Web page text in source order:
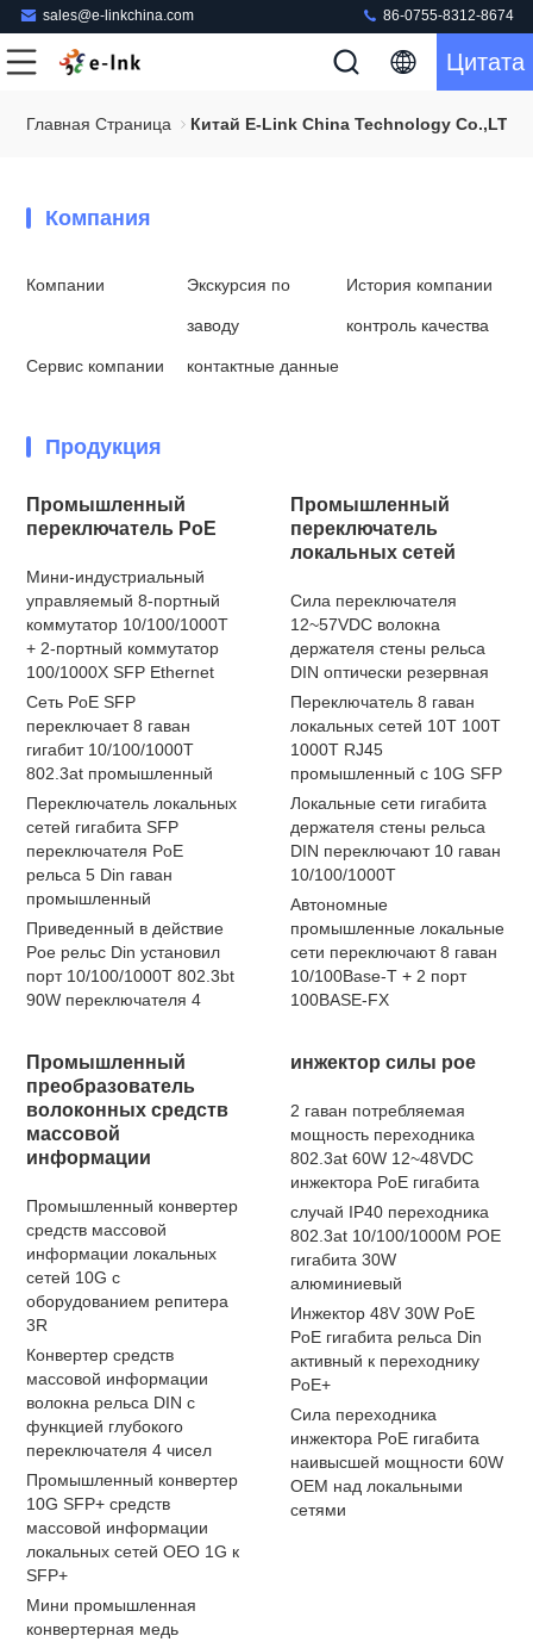
sales@e-linkchina.com 86-0755-8312-8674
Цитата
Главная Страница Китай E-Link China Technology Co.,LTD
Компания
Компании Экскурсия по
заводу
История компании
контроль качества
Сервис компании контактные данные
Продукция
Промышленный
переключатель PoE
Мини-индустриальный
управляемый 8-портный
коммутатор 10/100/1000T
+ 2-портный коммутатор
100/1000X SFP Ethernet
Сеть PoE SFP
переключает 8 гаван
гигабит 10/100/1000T
802.3at промышленный
Переключатель локальных
сетей гигабита SFP
переключателя PoE
рельса 5 Din гаван
промышленный
Приведенный в действие
Poe рельс Din установил
порт 10/100/1000T 802.3bt
90W переключателя 4
Промышленный
переключатель
локальных сетей
Сила переключателя
12~57VDC волокна
держателя стены рельса
DIN оптически резервная
Переключатель 8 гаван
локальных сетей 10T 100T
1000T RJ45
промышленный с 10G SFP
Локальные сети гигабита
держателя стены рельса
DIN переключают 10 гаван
10/100/1000T
Автономные
промышленные локальные
сети переключают 8 гаван
10/100Base-T + 2 порт
100BASE-FX
Промышленный
преобразователь
волоконных средств
массовой
информации
Промышленный конвертер
средств массовой
информации локальных
сетей 10G с
оборудованием репитера
3R
Конвертер средств
массовой информации
волокна рельса DIN с
функцией глубокого
переключателя 4 чисел
Промышленный конвертер
10G SFP+ средств
массовой информации
локальных сетей OEO 1G к
SFP+
Мини промышленная
конвертерная медь
инжектор силы poe
2 гаван потребляемая
мощность переходника
802.3at 60W 12~48VDC
инжектора PoE гигабита
случай IP40 переходника
802.3at 10/100/1000M POE
гигабита 30W
алюминиевый
Инжектор 48V 30W PoE
PoE гигабита рельса Din
активный к переходнику
PoE+
Сила переходника
инжектора PoE гигабита
наивысшей мощности 60W
OEM над локальными
сетями